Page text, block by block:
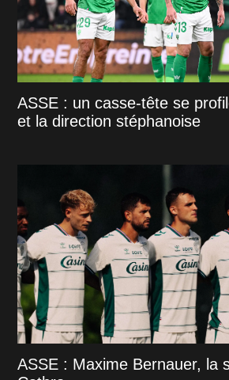
ASSE : un casse-tête se
et la direction stéphanoise
ASSE : Maxime Bernauer, la